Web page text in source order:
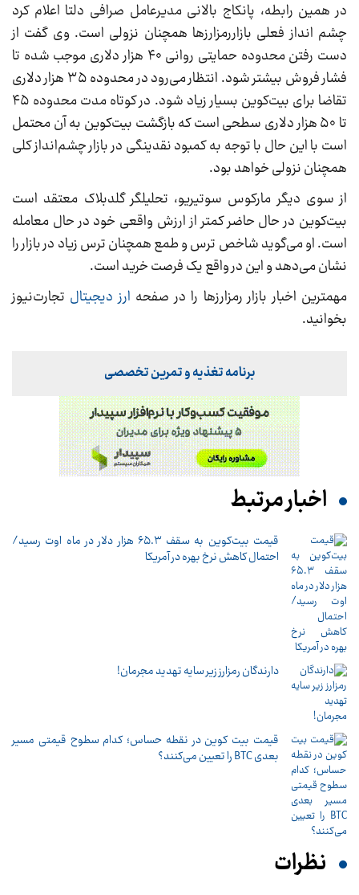
در همین رابطه، پانکاج بالانی مدیرعامل صرافی دلتا اعلام کرد
چشم انداز فعلی بازاررمزارزها همچنان نزولی است. وی گفت از
دست رفتن محدوده حمایتی روانی ۴۰ هزار دلاری موجب شده تا
فشار فروش بیشتر شود. انتظار می‌رود در محدوده ۳۵ هزار دلاری
تقاضا برای بیت‌کوین بسیار زیاد شود. در کوتاه مدت محدوده ۴۵
تا ۵۰ هزار دلاری سطحی است که بازگشت بیت‌کوین به آن محتمل
است با این حال با توجه به کمبود نقدینگی در بازار چشم‌انداز کلی
همچنان نزولی خواهد بود.
از سوی دیگر مارکوس سوتیریو، تحلیلگر گلدبلاک معتقد است
بیت‌کوین در حال حاضر کمتر از ارزش واقعی خود در حال معامله
است. او می‌گوید شاخص ترس و طمع همچنان ترس زیاد در بازار را
نشان می‌دهد و این در واقع یک فرصت خرید است.
مهمترین اخبار بازار رمزارزها را در صفحه ارز دیجیتال تجارت‌نیوز
بخوانید.
برنامه تغذیه و تمرین تخصصی
اخبار مرتبط
قیمت بیت‌کوین به سقف ۶۵.۳ هزار دلار در ماه اوت رسید/
احتمال کاهش نرخ بهره در آمریکا
دارندگان رمزارز زیر سایه تهدید مجرمان!
قیمت بیت کوین در نقطه حساس؛ کدام سطوح قیمتی مسیر
بعدی BTC را تعیین می‌کنند؟
نظرات